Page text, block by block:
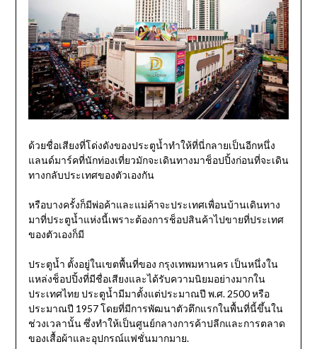
ด้วยชื่อเสียงที่โด่งดังของประตูน้ำทำให้ที่นี่กลายเป็นอีกหนึ่ง
แลนด์มาร์คที่นักท่องเที่ยวมักจะเดินทางมาช็อปปิ้งก่อนที่จะเดิน
ทางกลับประเทศของตัวเองกัน
หรือบางครั้งก็มีพ่อค้าและแม่ค้าจะประเทศเพื่อนบ้านเดินทาง
มาที่ประตูน้ำแห่งนี้เพราะต้องการช็อปสินค้าไปขายที่ประเทศ
ของตัวเองก็มี
ประตูน้ำ ตั้งอยู่ในเขตพื้นที่ของ กรุงเทพมหานคร เป็นหนึ่งใน
แหล่งช็อปปิ้งที่มีชื่อเสียงและได้รับความนิยมอย่างมากใน
ประเทศไทย ประตูน้ำมีมาตั้งแต่ประมาณปี พ.ศ. 2500 หรือ
ประมาณปี 1957 โดยที่มีการพัฒนาตัวตึกแรกในพื้นที่นี้ขึ้นใน
ช่วงเวลานั้น ซึ่งทำให้เป็นศูนย์กลางการค้าปลีกและการตลาด
ของเสื้อผ้าและอุปกรณ์แฟชั่นมากมาย.